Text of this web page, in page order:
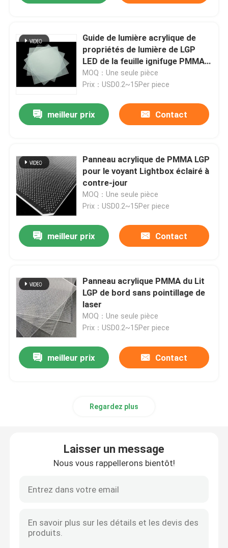
Produits
Vidéos
A propos de nous
Contrôle de la qualité
Guide de lumière acrylique de
propriétés de lumière de LGP
LED de la feuille ignifuge PMMA
de diffuseur
MOQ：Une seule pièce
Prix：USD0.2~15Per piece
meilleur prix Contact
Panneau acrylique de PMMA LGP
pour le voyant Lightbox éclairé à
contre-jour
MOQ：Une seule pièce
Prix：USD0.2~15Per piece
meilleur prix Contact
Panneau acrylique PMMA du Lit
LGP de bord sans pointillage de
laser
MOQ：Une seule pièce
Prix：USD0.2~15Per piece
meilleur prix Contact
Regardez plus
Laisser un message
Nous vous rappellerons bientôt!